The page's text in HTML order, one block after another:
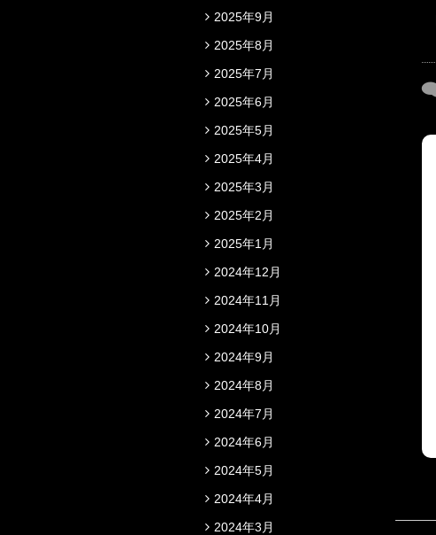
2025年9月
2025年8月
2025年7月
2025年6月
2025年5月
2025年4月
2025年3月
2025年2月
2025年1月
2024年12月
2024年11月
2024年10月
2024年9月
2024年8月
2024年7月
2024年6月
2024年5月
2024年4月
2024年3月